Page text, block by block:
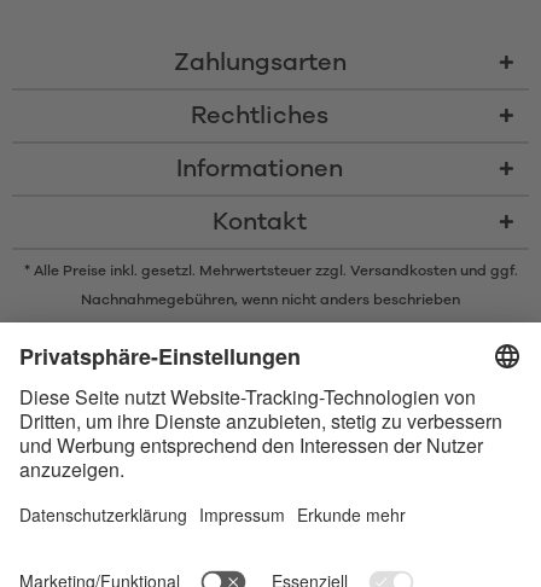
Zahlungsarten
Rechtliches
Informationen
Kontakt
* Alle Preise inkl. gesetzl. Mehrwertsteuer zzgl. Versandkostenund ggf.
Nachnahmegebühren, wenn nicht anders beschrieben
und Eigentum der Bluetooth SIG, Inc. Die Nutzung dieser Marken durch
Satisfyer GmbH erfolgt unter Lizenz.
Apple und das Apple-Logo sind eingetragene Marken von Apple Inc.
Google Play und das Google Play-Logo sind Marken von Google LLC.